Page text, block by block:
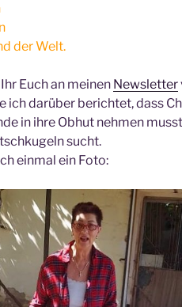
der Welt.
Euch an meinen Newsletter
ich darüber berichtet, dass
in ihre Obhut nehmen
sucht.
einmal ein Foto: